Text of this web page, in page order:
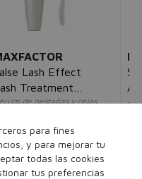
Lash Effect
Treatment
de pestañas y cejas
8,95€
13.1 ml
para fines
y para mejorar tu
todas las cookies
tus preferencias